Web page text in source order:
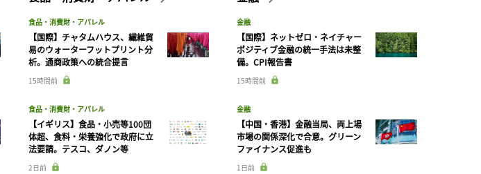
食品・消費財・アパレル
【国際】チャタムハウス、繊維貿
易のウォーターフットプリント分
析。通商政策への統合提言
15時間前
食品・消費財・アパレル
【イギリス】食品・小売等100団
体超、食料・栄養強化で政府に立
法要請。テスコ、ダノン等
2日前
金融
【国際】ネットゼロ・ネイチャー
ポジティブ金融の統一手法は未整
備。CPI報告書
15時間前
金融
【中国・香港】金融当局、両上場
市場の関係深化で合意。グリーン
ファイナンス促進も
1日前